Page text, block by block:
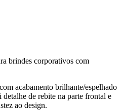
brindes corporativos com
acabamento brilhante/espelhado
detalhe de rebite na parte frontal e
ao design.